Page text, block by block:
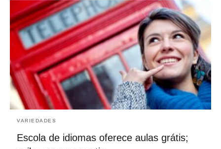
VARIEDADES
Escola de idiomas oferece aulas grátis;